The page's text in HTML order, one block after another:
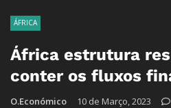
ÁFRICA
África estrutura
conter os fluxos
O.Económico 10 de Março, 2023